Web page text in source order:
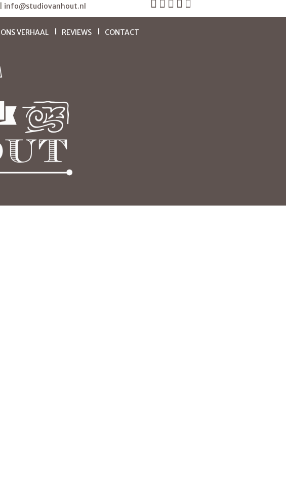
info@studiovanhout.nl
ONS VERHAAL REVIEWS CONTACT